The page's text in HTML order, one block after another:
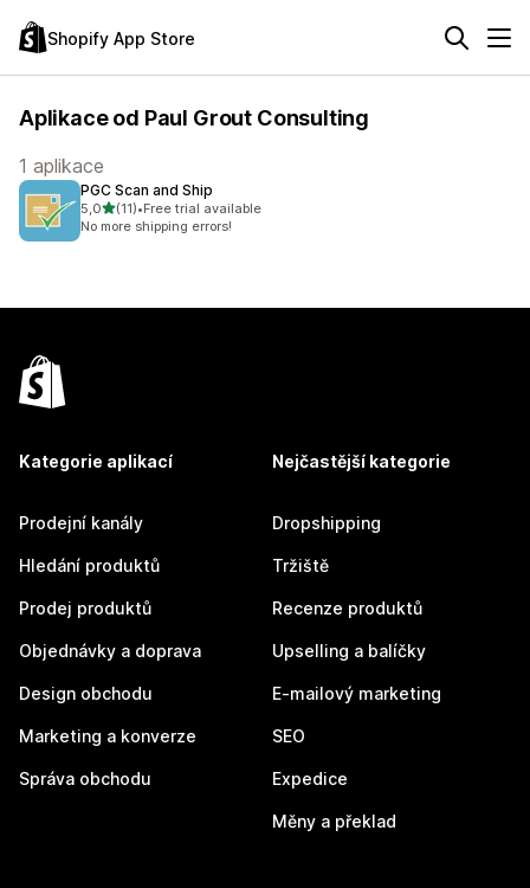
Shopify App Store
Aplikace od Paul Grout Consulting
1 aplikace
PGC Scan and Ship
5,0z 5 hvězd
(11)
Celkový počet recenzí: 11
•Free trial available
No more shipping errors!
Kategorie aplikací
Prodejní kanály
Hledání produktů
Prodej produktů
Objednávky a doprava
Design obchodu
Marketing a konverze
Správa obchodu
Nejčastější kategorie
Dropshipping
Tržiště
Recenze produktů
Upselling a balíčky
E-mailový marketing
SEO
Expedice
Měny a překlad